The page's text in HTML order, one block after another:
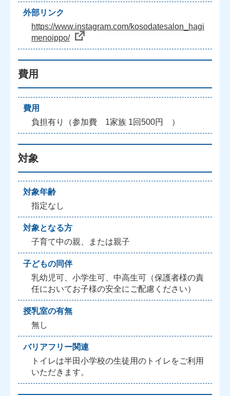
外部リンク
https://www.instagram.com/kosodatesalon_hagi
menoippo/
費用
費用
負担有り（参加費 1家族 1回500円 ）
対象
対象年齢
指定なし
対象となる方
子育て中の親、または親子
子どもの同伴
乳幼児可、小学生可、中高生可（保護者様の責
任においてお子様の安全にご配慮ください）
授乳室の有無
無し
バリアフリー関連
トイレは半田小学校の生徒用のトイレをご利用
いただきます。